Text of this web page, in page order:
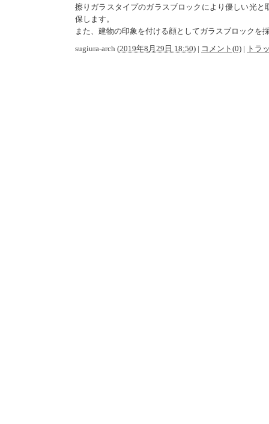
擦りガラスタイプのガラスブロックにより優しい光と
保します。
また、建物の印象を付ける顔としてガラスブロックを
sugiura-arch (2019年8月29日 18:50) | コメント(0) | トラ